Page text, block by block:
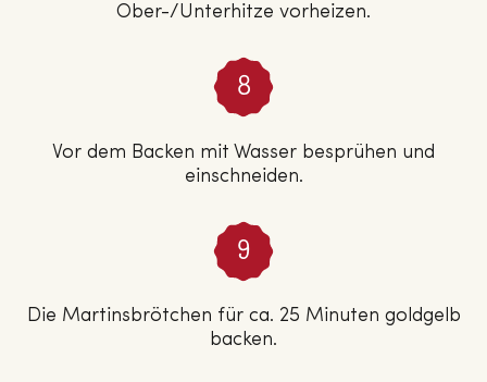
Ober-/Unterhitze vorheizen.
Vor dem Backen mit Wasser besprühen und
einschneiden.
Die Martinsbrötchen für ca. 25 Minuten goldgelb
backen.